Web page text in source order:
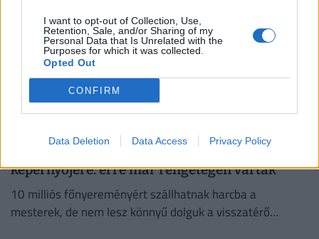
I want to opt-out of Collection, Use,
Retention, Sale, and/or Sharing of my
Personal Data that Is Unrelated with the
Purposes for which it was collected.
Opted Out
CONFIRM
Data Deletion Data Access Privacy Policy
Megrohanták a szülők a játékboltokat: ezt
veszi most mindenki gyereknapra
A gyűjthető figurákat és kártyajátékokat, a LEGO-kat és
interaktív játékokat rendelték a legtöbben a gyereknapot
megelőző hetekben.
Legendás műsor tér vissza az RTL
képernyőjére: erre már rengetegen vártak
10 milliós főnyereményért szállhatnak harcba a
mesterek, de nem lesz könnyű dolguk a visszatérő